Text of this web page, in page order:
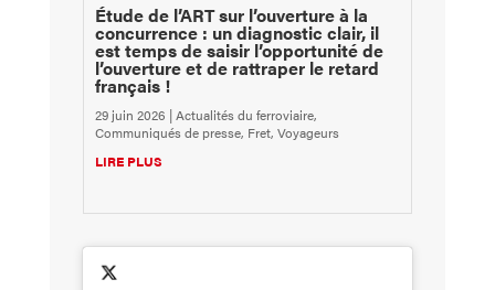
Étude de l’ART sur l’ouverture à la
concurrence : un diagnostic clair, il
est temps de saisir l’opportunité de
l’ouverture et de rattraper le retard
français !
29 juin 2026 |Actualités du ferroviaire,
Communiqués de presse, Fret, Voyageurs
LIRE PLUS